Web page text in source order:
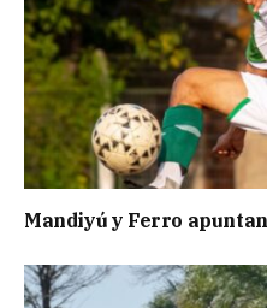
Mandiyú y Ferro